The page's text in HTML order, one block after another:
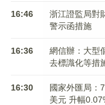
16:46
浙江證監局對
警示函措施
16:36
網信辦：大型
去標識化等措
16:30
國家外匯局：
美元 升幅